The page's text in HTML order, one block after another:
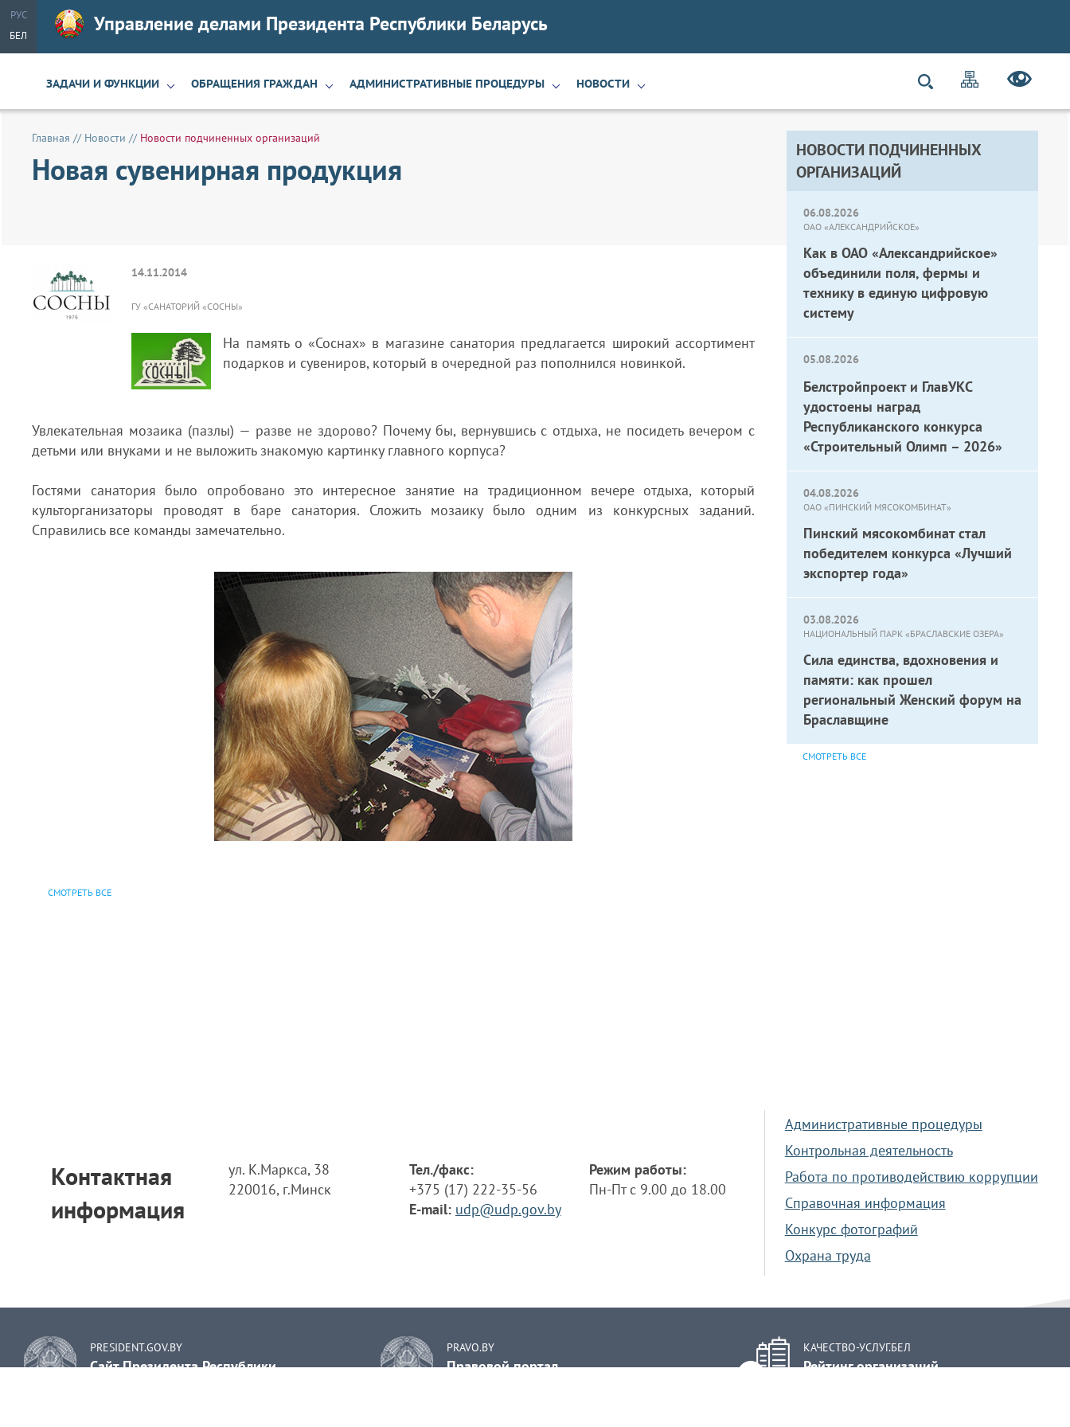
РУС
БЕЛ
Управление делами Президента Республики Беларусь
ЗАДАЧИ И ФУНКЦИИ ОБРАЩЕНИЯ ГРАЖДАН АДМИНИСТРАТИВНЫЕ ПРОЦЕДУРЫ НОВОСТИ
НОВОСТИ ПОДЧИНЕННЫХ
ОРГАНИЗАЦИЙ
06.08.2026
ОАО «АЛЕКСАНДРИЙСКОЕ»
Как в ОАО «Александрийское»
объединили поля, фермы и
технику в единую цифровую
систему
05.08.2026
Белстройпроект и ГлавУКС
удостоены наград
Республиканского конкурса
«Строительный Олимп – 2026»
04.08.2026
ОАО «ПИНСКИЙ МЯСОКОМБИНАТ»
Пинский мясокомбинат стал
победителем конкурса «Лучший
экспортер года»
03.08.2026
НАЦИОНАЛЬНЫЙ ПАРК «БРАСЛАВСКИЕ ОЗЕРА»
Сила единства, вдохновения и
памяти: как прошел
региональный Женский форум на
Браславщине
СМОТРЕТЬ ВСЕ
Главная // Новости // Новости подчиненных организаций
Новая сувенирная продукция
14.11.2014
ГУ «САНАТОРИЙ «СОСНЫ»
На память о «Соснах» в магазине санатория предлагается широкий ассортимент
подарков и сувениров, который в очередной раз пополнился новинкой.
Увлекательная мозаика (пазлы) — разве не здорово? Почему бы, вернувшись с отдыха, не посидеть вечером с
детьми или внуками и не выложить знакомую картинку главного корпуса?
Гостями санатория было опробовано это интересное занятие на традиционном вечере отдыха, который
культорганизаторы проводят в баре санатория. Сложить мозаику было одним из конкурсных заданий.
Справились все команды замечательно.
СМОТРЕТЬ ВСЕ
Контактная
информация
ул. К.Маркса, 38
220016, г.Минск
Тел./факс:
+375 (17) 222-35-56
E-mail: udp@udp.gov.by
Режим работы:
Пн-Пт с 9.00 до 18.00
Административные процедуры
Контрольная деятельность
Работа по противодействию коррупции
Справочная информация
Конкурс фотографий
Охрана труда
PRESIDENT.GOV.BY
Сайт Президента Республики
PRAVO.BY
Правовой портал
КАЧЕСТВО-УСЛУГ.БЕЛ
Рейтинг организаций